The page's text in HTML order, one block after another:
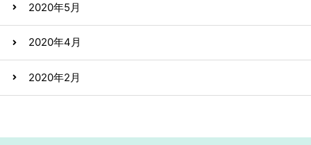
2020年5月
2020年4月
2020年2月